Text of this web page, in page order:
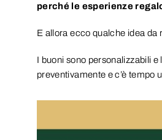
perché le esperienze
E allora ecco qualche idea da
I buoni sono personalizzabili
preventivamente e c’è tempo